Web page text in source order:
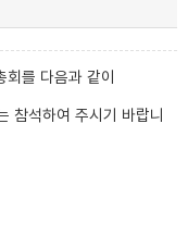
회를 다음과 같이
참석하여 주시기 바랍니